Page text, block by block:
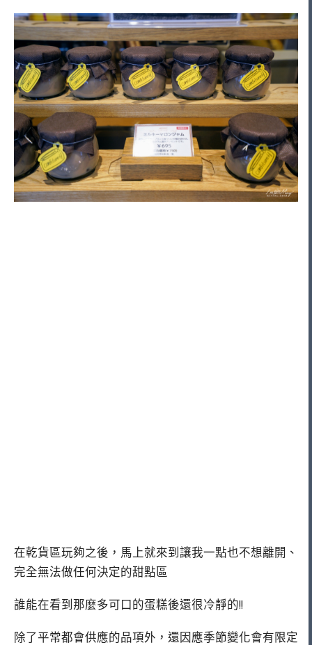
在乾貨區玩夠之後，馬上就來到讓我一點也不想離開、
完全無法做任何決定的甜點區
誰能在看到那麼多可口的蛋糕後還很冷靜的!!
除了平常都會供應的品項外，還因應季節變化會有限定